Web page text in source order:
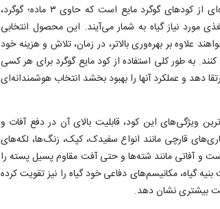
توسلی‌راد گفت: این کود نوع خاص و غنی‌شده‌ای از کودهای گوگرد مایع است که حاوی ۳ ماده؛ گوگرد،
مورد نیاز گیاه به شمار می‌آیند. این محصول انتخابی
علاوه بر بهره‌وری بالاتر، در زمان، تلاش و هزینه خود
به طور کلی استفاده از کود مایع گوگرد برای هر کسی
و عملکرد آنها را بهبود بخشد انتخاب هوشمندانه‌ای
ویژگی‌های این کود، قابلیت بالای آن در دفع آفات و
قارچی مانند انواع سفیدک، کپک، زنگ‌ها، لکه‌های
و آفاتی مانند شته‌ها و حتی آفت مقاوم پسیل پسته را
گیاه، مکانیسم‌های دفاعی خود گیاه را نیز تقویت کرده
بیشتری نشان دهد.